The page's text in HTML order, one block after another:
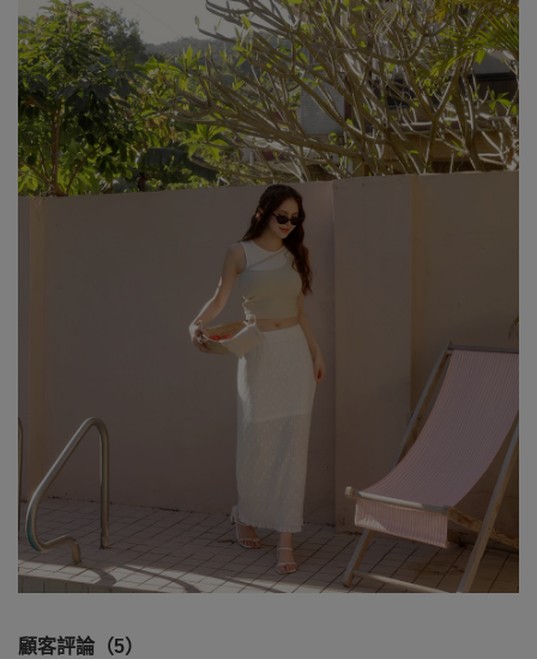
顧客評論（5）